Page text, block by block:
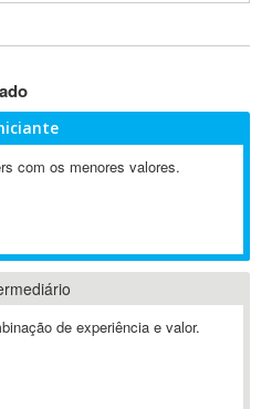
com os menores valores.
de experiência e valor.